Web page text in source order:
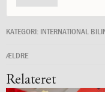
Institut
af
KATEGORI: INTERNATIONAL
ÆLDRE
Relateret